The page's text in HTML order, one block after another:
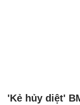
'Kẻ hủy diệt'